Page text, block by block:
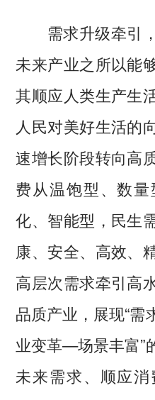
需求升级牵引，
未来产业之所以能
其顺应人类生产生
人民对美好生活的
速增长阶段转向高
费从温饱型、数
化、智能型，民生
康、安全、高效、
高层次需求牵引高
品质产业，展现“
业变革—场景丰富”
未来需求、顺应